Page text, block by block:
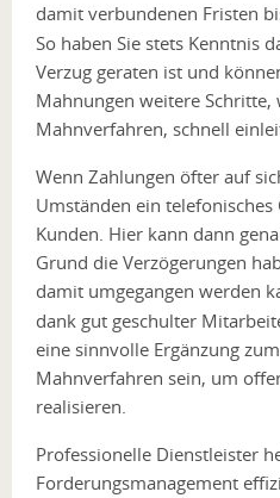
damit verbundenen Fristen
So haben Sie stets Kenntnis
Verzug geraten ist und
Mahnungen weitere Schritte,
Mahnverfahren, schnell
Wenn Zahlungen öfter auf
Umständen ein
Kunden. Hier kann dann
Grund die Verzögerungen
damit umgegangen werden
dank gut geschulter
eine sinnvolle Ergänzung
Mahnverfahren sein, um
realisieren.
Professionelle Dienstleister
Forderungsmanagement